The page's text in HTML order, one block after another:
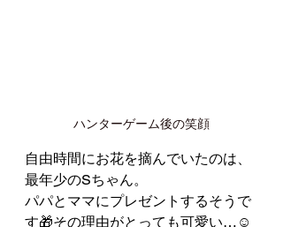
ハンターゲーム後の笑顔
自由時間にお花を摘んでいたのは、
最年少のSちゃん。
パパとママにプレゼントするそうで
す🎁その理由がとっても可愛い…☺️